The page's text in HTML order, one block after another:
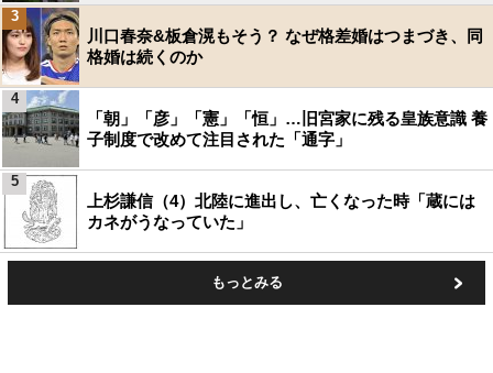
川口春奈&板倉滉もそう？ なぜ格差婚はつまづき、同
格婚は続くのか
3
「朝」「彦」「憲」「恒」…旧宮家に残る皇族意識 養
子制度で改めて注目された「通字」
4
上杉謙信（4）北陸に進出し、亡くなった時「蔵には
カネがうなっていた」
5
もっとみる